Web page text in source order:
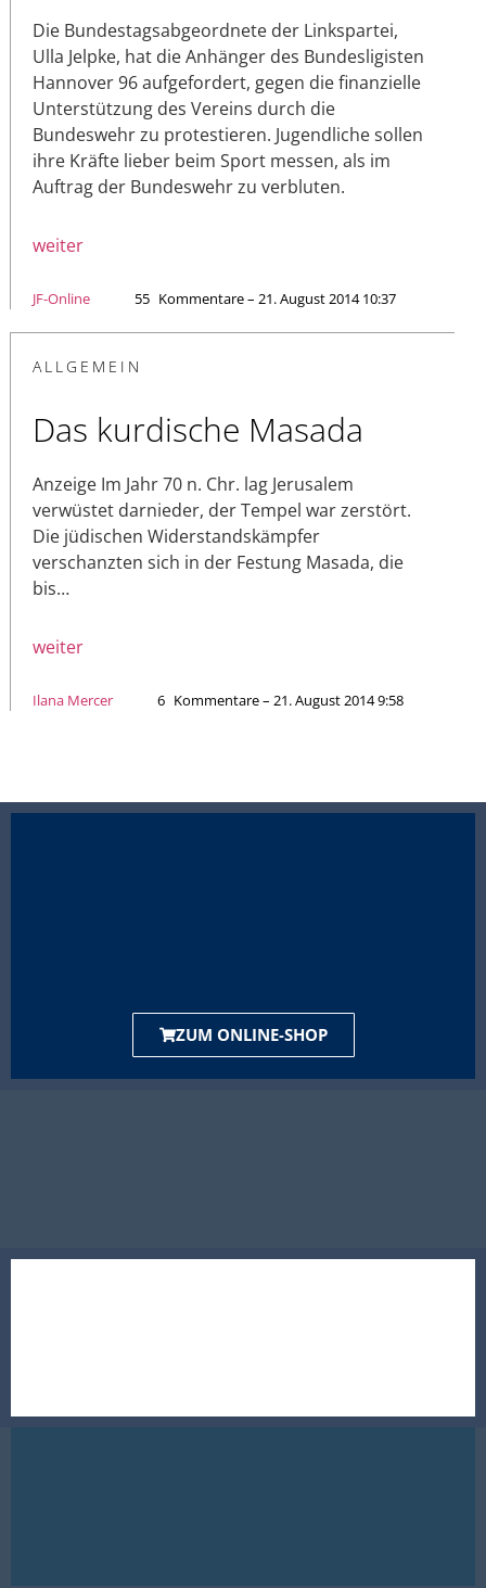
Die Bundestagsabgeordnete der Linkspartei,
Ulla Jelpke, hat die Anhänger des Bundesligisten
Hannover 96 aufgefordert, gegen die finanzielle
Unterstützung des Vereins durch die
Bundeswehr zu protestieren. Jugendliche sollen
ihre Kräfte lieber beim Sport messen, als im
Auftrag der Bundeswehr zu verbluten.
weiter
JF-Online 55 Kommentare – 21. August 2014 10:37
ALLGEMEIN
Das kurdische Masada
Anzeige Im Jahr 70 n. Chr. lag Jerusalem
verwüstet darnieder, der Tempel war zerstört.
Die jüdischen Widerstandskämpfer
verschanzten sich in der Festung Masada, die
bis…
weiter
Ilana Mercer 6 Kommentare – 21. August 2014 9:58
ZUM ONLINE-SHOP